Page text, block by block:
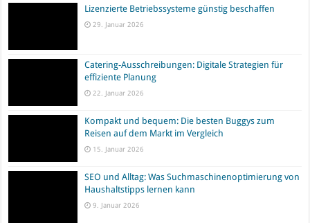
Lizenzierte Betriebssysteme günstig beschaffen
29. Januar 2026
Catering-Ausschreibungen: Digitale Strategien für
effiziente Planung
22. Januar 2026
Kompakt und bequem: Die besten Buggys zum
Reisen auf dem Markt im Vergleich
15. Januar 2026
SEO und Alltag: Was Suchmaschinenoptimierung von
Haushaltstipps lernen kann
9. Januar 2026